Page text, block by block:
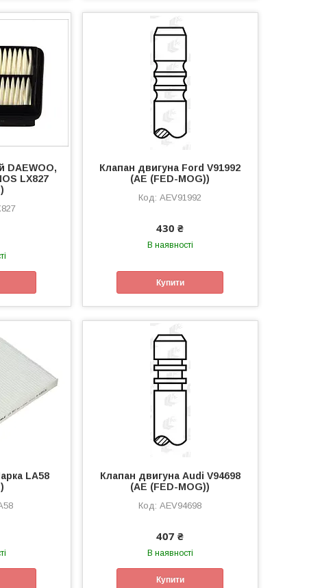
DAEWOO,
LX827
Клапан двигуна Ford V91992
(AE (FED-MOG))
AEV91992
430 ₴
В наявності
Купити
LA58
Клапан двигуна Audi V94698
(AE (FED-MOG))
AEV94698
407 ₴
В наявності
Купити